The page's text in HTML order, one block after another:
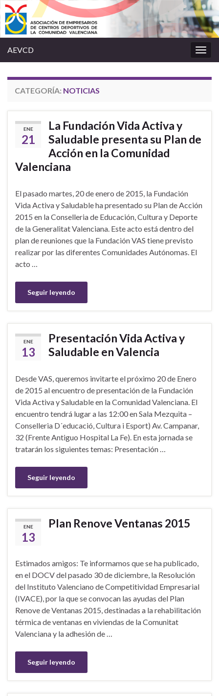
la
AEVCD
CATEGORÍA: NOTICIAS
ENE
21
La Fundación Vida Activa y
Saludable presenta su Plan de
Acción en la Comunidad
Valenciana
El pasado martes, 20 de enero de 2015, la Fundación
Vida Activa y Saludable ha presentado su Plan de Acción
2015 en la Conselleria de Educación, Cultura y Deporte
de la Generalitat Valenciana. Este acto está dentro del
plan de reuniones que la Fundación VAS tiene previsto
realizar por las diferentes Comunidades Autónomas. El
acto …
Seguir leyendo
ENE
13
Presentación Vida Activa y
Saludable en Valencia
Desde VAS, queremos invitarte el próximo 20 de Enero
de 2015 al encuentro de presentación de la Fundación
Vida Activa y Saludable en la Comunidad Valenciana. El
encuentro tendrá lugar a las 12:00 en Sala Mezquita –
Conselleria D´educació, Cultura i Esport) Av. Campanar,
32 (Frente Antiguo Hospital La Fe). En esta jornada se
tratarán los siguientes temas: Presentación …
Seguir leyendo
ENE
13
Plan Renove Ventanas 2015
Estimados amigos: Te informamos que se ha publicado,
en el DOCV del pasado 30 de diciembre, la Resolución
del Instituto Valenciano de Competitividad Empresarial
(IVACE), por la que se convocan las ayudas del Plan
Renove de Ventanas 2015, destinadas a la rehabilitación
térmica de ventanas en viviendas de la Comunitat
Valenciana y la adhesión de …
Seguir leyendo